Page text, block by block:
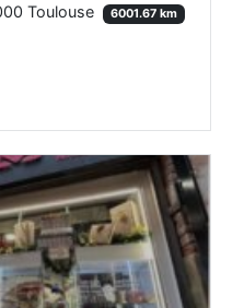
Toulouse
6001.67 km